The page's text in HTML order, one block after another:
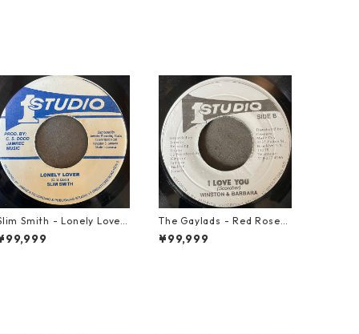
Smith - Lonely Lover
7-21921】
The Gaylads - Red Rose
【7-21853】
¥99,999